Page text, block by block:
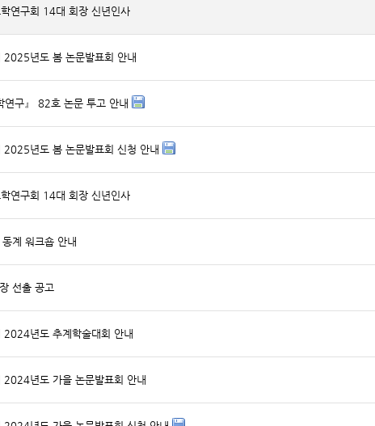
연구회 14대 회장 신년인사
2025년도 봄 논문발표회 안내
』 82호 논문 투고 안내
2025년도 봄 논문발표회 신청 안내
연구회 14대 회장 신년인사
계 워크숍 안내
선출 공고
2024년도 추계학술대회 안내
2024년도 가을 논문발표회 안내